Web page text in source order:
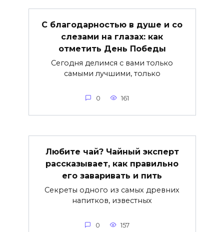
С благодарностью в душе и со
слезами на глазах: как
отметить День Победы
Сегодня делимся с вами только
самыми лучшими, только
0 161
Любите чай? Чайный эксперт
рассказывает, как правильно
его заваривать и пить
Секреты одного из самых древних
напитков, известных
0 157